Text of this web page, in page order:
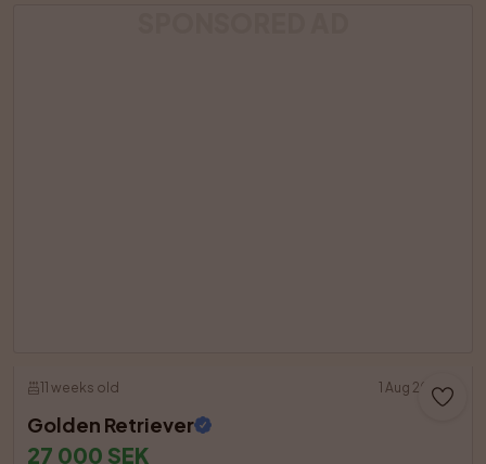
11 weeks old 1 Aug 2026
Golden Retriever
27 000 SEK